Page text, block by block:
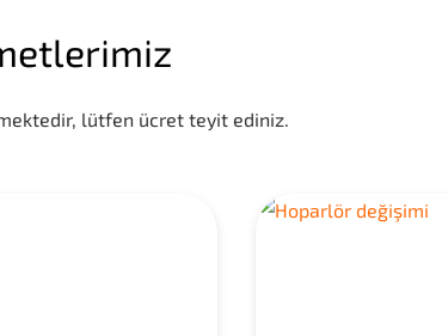
lütfen ücret teyit ediniz.